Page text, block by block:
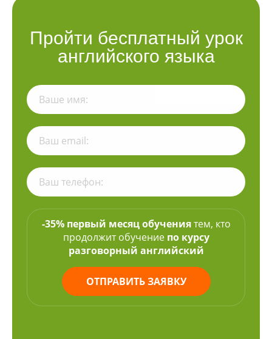
Пройти бесплатный урок
английского языка
-35% первый месяц обучениятем, кто
продолжит обучение по курсу
разговорный английский
ОТПРАВИТЬ ЗАЯВКУ